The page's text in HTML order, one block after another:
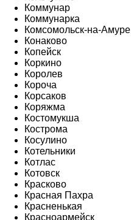
Коммунар
Коммунарка
Комсомольск-на-Амуре
Конаково
Копейск
Коркино
Королев
Короча
Корсаков
Коряжма
Костомукша
Кострома
Косулино
Котельники
Котлас
Котовск
Красково
Красная Пахра
Красненькая
Красноармейск